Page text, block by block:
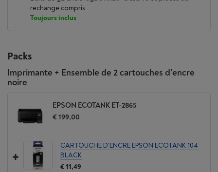
rechange compris.
Toujours inclus
Packs
Imprimante + Ensemble de 2 cartouches d'encre
noire
EPSON ECOTANK ET-2865
€ 199,00
CARTOUCHE D'ENCRE EPSON ECOTANK 104
BLACK
€ 11,49